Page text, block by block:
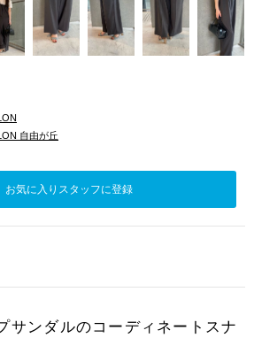
自由が丘
お気に入りスタッフに登録
サンダルのコーディネートスナ